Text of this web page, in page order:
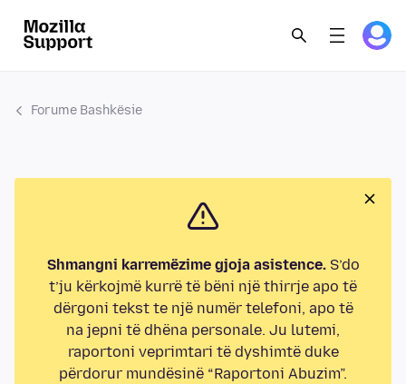
Forume Bashkësie
Shmangni karremëzime gjoja asistence.S’do
t’ju kërkojmë kurrë të bëni një thirrje apo të
dërgoni tekst te një numër telefoni, apo të
na jepni të dhëna personale. Ju lutemi,
raportoni veprimtari të dyshimtë duke
përdorur mundësinë “Raportoni Abuzim”.